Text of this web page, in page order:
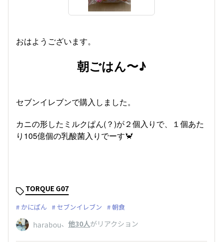
おはようございます。
朝ごはん〜♪
セブンイレブンで購入しました。
カニの形したミルクぱん(？)が２個入りで、１個あた
り105億個の乳酸菌入りでーす🦀
TORQUE G07
かにぱん セブンイレブン 朝食
harabou、 他30人がリアクション